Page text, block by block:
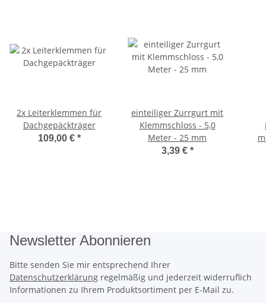
2x Leiterklemmen für
Dachgepäckträger
109,00 € *
einteiliger Zurrgurt mit
Klemmschloss - 5,0
Meter - 25 mm
3,39 € *
Newsletter Abonnieren
Bitte senden Sie mir entsprechend Ihrer
Datenschutzerklärung regelmäßig und jederzeit widerruflich
Informationen zu Ihrem Produktsortiment per E-Mail zu.